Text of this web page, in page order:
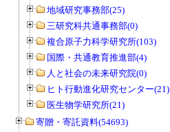
地域研究事務部(25)
三研究科共通事務部(0)
複合原子力科学研究所(103)
国際・共通教育推進部(4)
人と社会の未来研究院(0)
ヒト行動進化研究センター(21)
医生物学研究所(21)
寄贈・寄託資料(54693)